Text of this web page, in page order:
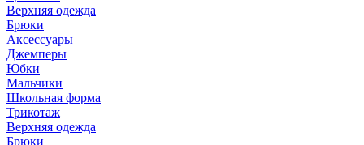
Верхняя одежда
Брюки
Аксессуары
Джемперы
Юбки
Мальчики
Школьная форма
Трикотаж
Верхняя одежда
Брюки